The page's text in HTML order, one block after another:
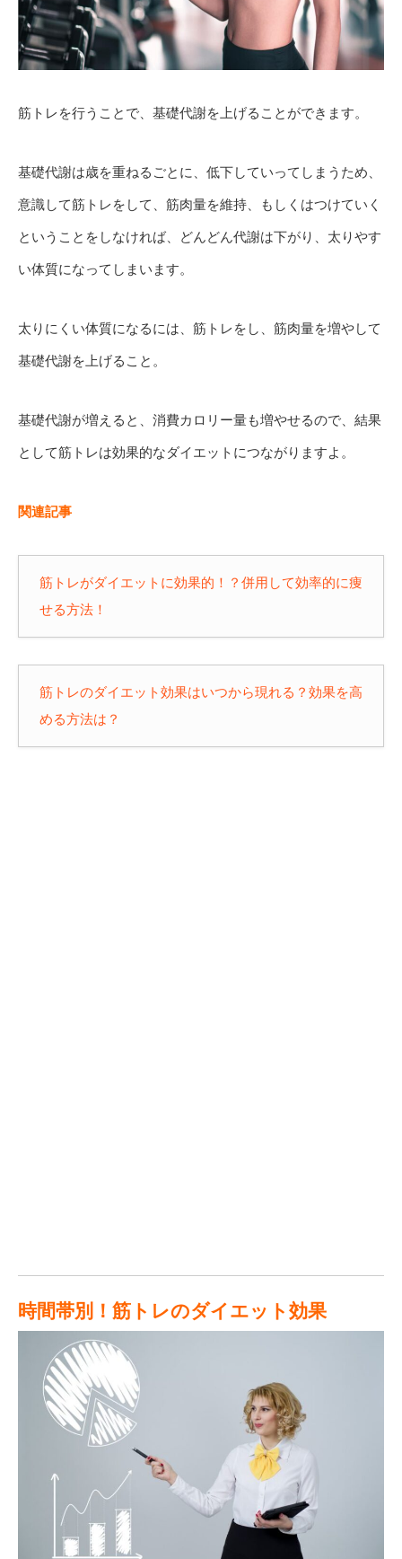
筋トレを行うことで、基礎代謝を上げることができます。
基礎代謝は歳を重ねるごとに、低下していってしまうため、
意識して筋トレをして、筋肉量を維持、もしくはつけていく
ということをしなければ、どんどん代謝は下がり、太りやす
い体質になってしまいます。
太りにくい体質になるには、筋トレをし、筋肉量を増やして
基礎代謝を上げること。
基礎代謝が増えると、消費カロリー量も増やせるので、結果
として筋トレは効果的なダイエットにつながりますよ。
関連記事
筋トレがダイエットに効果的！？併用して効率的に痩
せる方法！
筋トレのダイエット効果はいつから現れる？効果を高
める方法は？
時間帯別！筋トレのダイエット効果